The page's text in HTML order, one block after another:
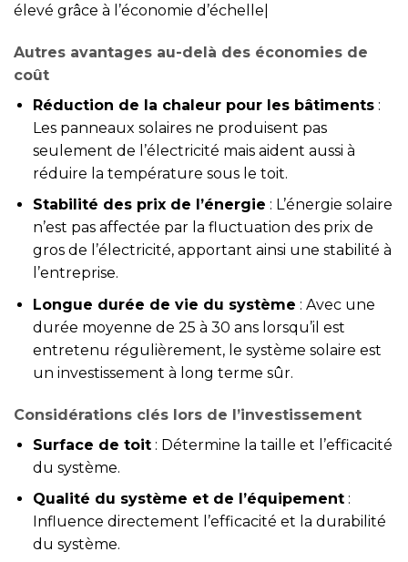
élevé grâce à l’économie d’échelle|
Autres avantages au-delà des économies de
coût
Réduction de la chaleur pour les bâtiments:
Les panneaux solaires ne produisent pas
seulement de l’électricité mais aident aussi à
réduire la température sous le toit.
Stabilité des prix de l’énergie : L’énergie solaire
n’est pas affectée par la fluctuation des prix de
gros de l’électricité, apportant ainsi une stabilité à
l’entreprise.
Longue durée de vie du système : Avec une
durée moyenne de 25 à 30 ans lorsqu’il est
entretenu régulièrement, le système solaire est
un investissement à long terme sûr.
Considérations clés lors de l’investissement
Surface de toit: Détermine la taille et l’efficacité
du système.
Qualité du système et de l’équipement:
Influence directement l’efficacité et la durabilité
du système.